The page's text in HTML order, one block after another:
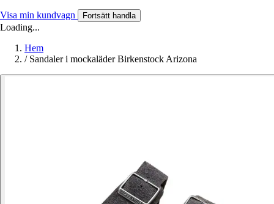
Visa min kundvagn Fortsätt handla
Loading...
Hem
/ Sandaler i mockaläder Birkenstock Arizona